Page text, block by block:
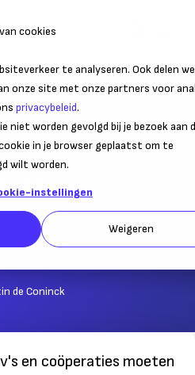
cookies
te analyseren. Ook delen we
onze site met onze partners voor
privacybeleid.
niet worden gevolgd bij je bezoek aan
in je browser geplaatst om te
wilt worden.
instellingen
Weigeren
maken: zo pak je
maken
de Coninck
en coöperaties moeten